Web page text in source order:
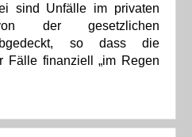
sind Unfälle im privaten
der gesetzlichen
so dass die
Fälle finanziell „im Regen